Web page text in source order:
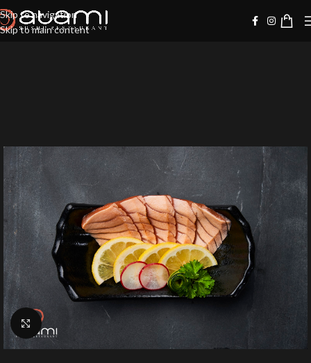
Skip to navigation
Skip to main content
20%
Klik for at forstørre